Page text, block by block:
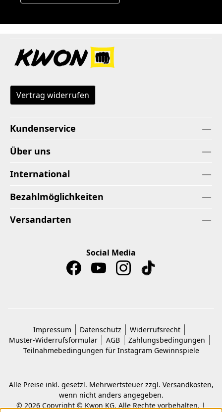
Vertrag widerrufen
Kundenservice
Über uns
International
Bezahlmöglichkeiten
Versandarten
Social Media
Impressum Datenschutz
Widerrufsrecht
Muster-Widerrufsformular
AGB
Zahlungsbedingungen
Teilnahmebedingungen für Instagram Gewinnspiele
Alle Preise inkl. gesetzl. Mehrwertsteuer zzgl. Versandkosten,
wenn nicht anders angegeben.
© 2026 Copyright © Kwon KG. Alle Rechte vorbehalten. |